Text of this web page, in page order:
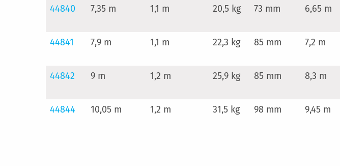
44840
7,35 m 1,1 m 20,5 kg 73 mm 6,65 m
44841
7,9 m 1,1 m 22,3 kg 85 mm 7,2 m
44842
9 m 1,2 m 25,9 kg 85 mm 8,3 m
44844
10,05 m 1,2 m 31,5 kg 98 mm 9,45 m